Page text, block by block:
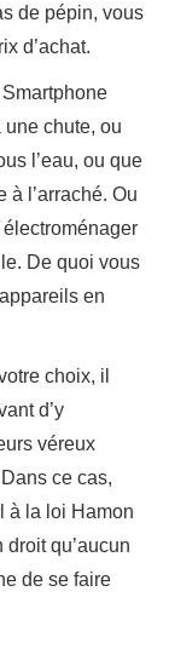
de pépin, vous
d’achat.
une chute, ou
l’eau, ou que
à l’arraché. Ou
De quoi vous
en
choix, il
d’y
véreux
ce cas,
à la loi Hamon
qu’aucun
de se faire